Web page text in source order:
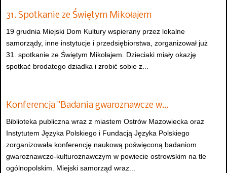
31. Spotkanie ze Świętym Mikołajem
19 grudnia Miejski Dom Kultury wspierany przez lokalne
samorządy, inne instytucje i przedsiębiorstwa, zorganizował już
31. spotkanie ze Świętym Mikołajem. Dzieciaki miały okazję
spotkać brodatego dziadka i zrobić sobie z...
Konferencja "Badania gwaroznawcze w…
Biblioteka publiczna wraz z miastem Ostrów Mazowiecka oraz
Instytutem Języka Polskiego i Fundacją Języka Polskiego
zorganizowała konferencję naukową poświęconą badaniom
gwaroznawczo-kulturoznawczym w powiecie ostrowskim na tle
ogólnopolskim. Miejski samorząd wraz...